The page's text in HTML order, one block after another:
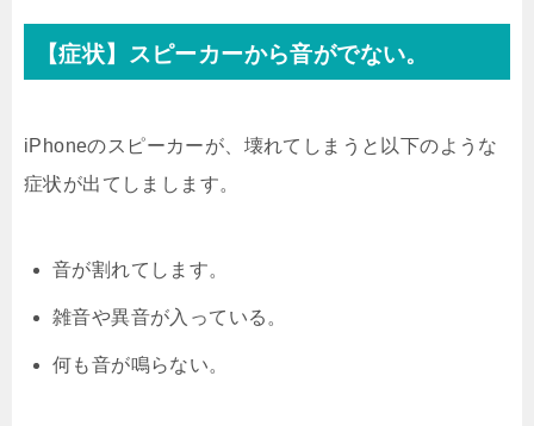
【症状】スピーカーから音がでない。
iPhoneのスピーカーが、壊れてしまうと以下のような
症状が出てしまします。
音が割れてします。
雑音や異音が入っている。
何も音が鳴らない。